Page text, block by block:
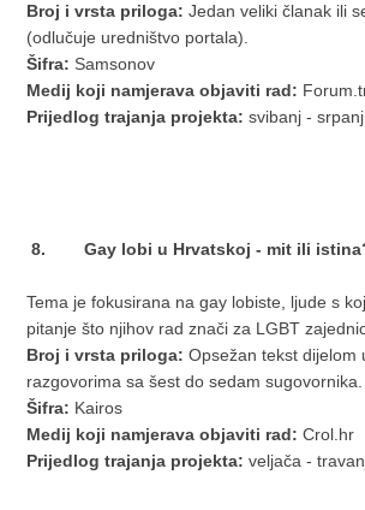
Broj i vrsta priloga:Jedan veliki članak ili
(odlučuje uredništvo portala).
Šifra: Samsonov
Medij koji namjerava objaviti rad:
Prijedlog trajanja projekta:svibanj - srpanj
8. Gay lobi u Hrvatskoj - mit ili
Tema je fokusirana na gay lobiste, ljude s
pitanje što njihov rad znači za LGBT
Broj i vrsta priloga:Opsežan tekst dijelom
razgovorima sa šest do sedam sugovornika.
Šifra: Kairos
Medij koji namjerava objaviti rad:Crol.hr
Prijedlog trajanja projekta:veljača -